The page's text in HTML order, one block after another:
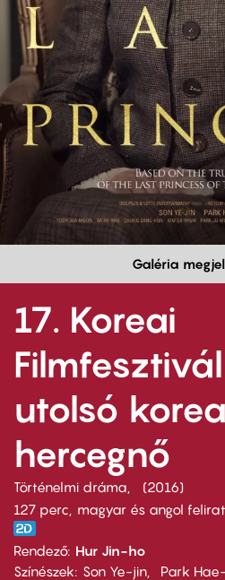
Galéria
17. Koreai
utolsó
hercegnő
Történelmi dráma
2016
127 perc,
magyar és angol
Rendező Hur Jin-ho
Színészek
Son Ye-jin Park